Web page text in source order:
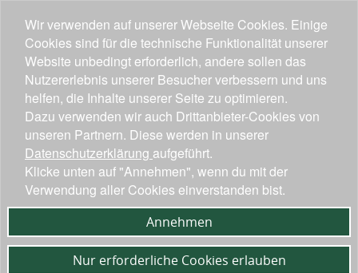
Wir verwenden auf unserer Webseite Cookies. Einige
Cookies sind für die technische Funktionalität unserer
Website unbedingt erforderlich, andere sollen das
Nutzererlebnis unserer Besucher verbessern und uns
helfen, die Inhalte unserer Seite zu optimieren.
Dazu verwenden wir auch Drittanbieter-Cookies von
unseren Partnern. Diese werden in unserer
Datenschutzerklärung aufgeführt.
Klicke unten auf "Annehmen", wenn du mit der
Verwendung aller Cookies einverstanden bist.
Annehmen
Nur erforderliche Cookies erlauben